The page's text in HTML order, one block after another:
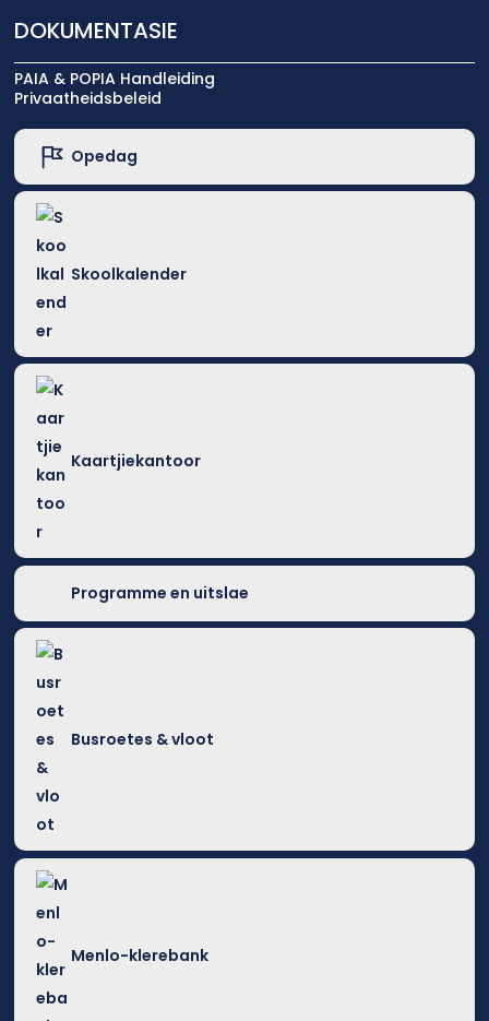
DOKUMENTASIE
PAIA & POPIA Handleiding
Privaatheidsbeleid
Opedag
Skoolkalender
Kaartjiekantoor
Programme en uitslae
Busroetes & vloot
Menlo-klerebank